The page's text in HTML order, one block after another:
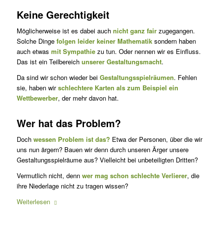
Keine Gerechtigkeit
Möglicherweise ist es dabei auch nicht ganz fairzugegangen.
Solche Dinge folgen leider keiner Mathematiksondern haben
auch etwas mit Sympathiezu tun. Oder nennen wir es Einfluss.
Das ist ein Teilbe­reich unserer Gestaltungsmacht.
Da sind wir schon wieder bei Gestaltungsspielräumen. Fehlen
sie, ha­ben wirschlechtere Karten als zum Beispiel ein
Wettbewerber, der mehr davon hat.
Wer hat das Problem?
Doch wessen Problem ist das? Etwa der Personen, über die wir
uns nun ärgern? Bauen wir denn durch unseren Ärger unsere
Gestaltungs­spielräume aus? Vielleicht bei unbeteiligten Dritten?
Vermutlich nicht, denn wer mag schon schlechte Verlierer, die
ihre Niederlage nicht zu tragen wissen?
Weiterlesen